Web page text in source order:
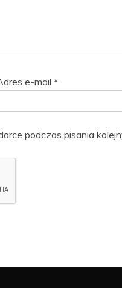
e-mail*
podczas pisania